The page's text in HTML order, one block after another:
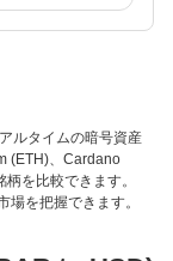
ルタイムの暗号資産
(ETH)、Cardano
を比較できます。
を把握できます。